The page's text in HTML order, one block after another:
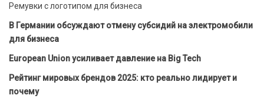
Ремувки с логотипом для бизнеса
В Германии обсуждают отмену субсидий на электромобили
для бизнеса
European Union усиливает давление на Big Tech
Рейтинг мировых брендов 2025: кто реально лидирует и
почему